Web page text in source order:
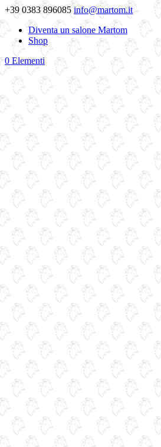
+39 0383 896085 info@martom.it
Diventa un salone Martom
Shop
0 Elementi